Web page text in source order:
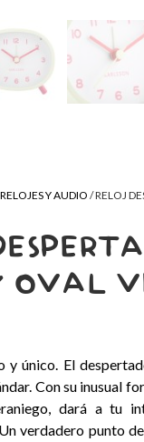
RELOJES Y AUDIO / RELOJ
OVAL
y único. El
Con su inusual
dará a tu
verdadero punto